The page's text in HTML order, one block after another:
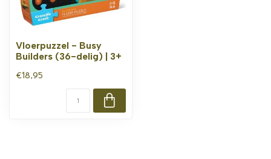
Vloerpuzzel - Busy
Builders (36-delig) | 3+
€18,95